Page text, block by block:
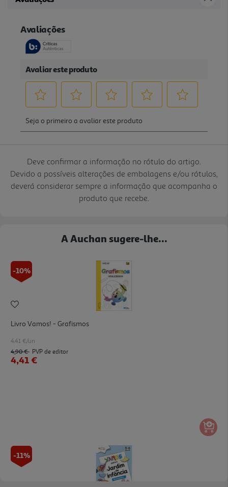
Deve confirmar a informação no rótulo do artigo.
Devido a possíveis alterações de embalagens e/ou rótulos,
deverá considerar sempre a informação que acompanha o
produto que recebe.
A Auchan sugere-lhe...
-10%
Livro Vamos! - Grafismos
4.41 €/un
4,90 € PVP de editor
4,41 €
-11%